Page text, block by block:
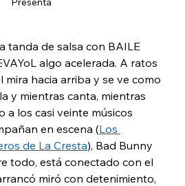
tanda de salsa con BAILE
algo acelerada. A ratos
mira hacia arriba y se ve como
y mientras canta, mientras
a los casi veinte músicos
en escena (Los
de La Cresta), Bad Bunny
todo, está conectado con el
miró con detenimiento,